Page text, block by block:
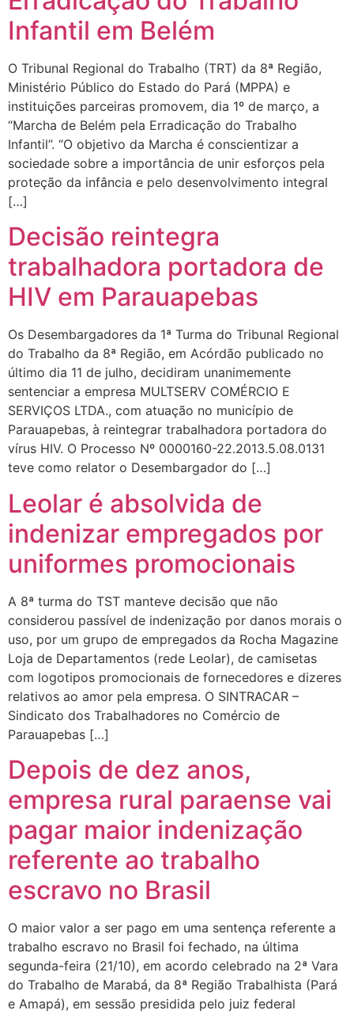
Infantil em Belém
O Tribunal Regional do Trabalho (TRT) da 8ª Região,
Ministério Público do Estado do Pará (MPPA) e
instituições parceiras promovem, dia 1º de março, a
“Marcha de Belém pela Erradicação do Trabalho
Infantil”. “O objetivo da Marcha é conscientizar a
sociedade sobre a importância de unir esforços pela
proteção da infância e pelo desenvolvimento integral
[…]
Decisão reintegra
trabalhadora portadora de
HIV em Parauapebas
Os Desembargadores da 1ª Turma do Tribunal Regional
do Trabalho da 8ª Região, em Acórdão publicado no
último dia 11 de julho, decidiram unanimemente
sentenciar a empresa MULTSERV COMÉRCIO E
SERVIÇOS LTDA., com atuação no município de
Parauapebas, à reintegrar trabalhadora portadora do
vírus HIV. O Processo Nº 0000160-22.2013.5.08.0131
teve como relator o Desembargador do […]
Leolar é absolvida de
indenizar empregados por
uniformes promocionais
A 8ª turma do TST manteve decisão que não
considerou passível de indenização por danos morais o
uso, por um grupo de empregados da Rocha Magazine
Loja de Departamentos (rede Leolar), de camisetas
com logotipos promocionais de fornecedores e dizeres
relativos ao amor pela empresa. O SINTRACAR –
Sindicato dos Trabalhadores no Comércio de
Parauapebas […]
Depois de dez anos,
empresa rural paraense vai
pagar maior indenização
referente ao trabalho
escravo no Brasil
O maior valor a ser pago em uma sentença referente a
trabalho escravo no Brasil foi fechado, na última
segunda-feira (21/10), em acordo celebrado na 2ª Vara
do Trabalho de Marabá, da 8ª Região Trabalhista (Pará
e Amapá), em sessão presidida pelo juiz federal